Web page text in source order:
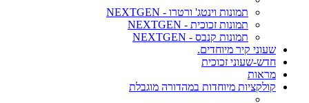
תמונות וינטג' ורטרו - NEXTGEN
תמונות זכוכית - NEXTGEN
תמונות קנבס - NEXTGEN
שעוני קיר מיוחדים.
חדש-שעוני זכוכית
מראות
קולקציות מיוחדות במהדורה מוגבלת